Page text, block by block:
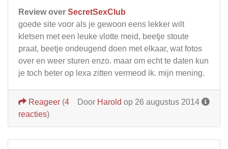
Review over SecretSexClub
goede site voor als je gewoon eens lekker wilt
kletsen met een leuke vlotte meid, beetje stoute
praat, beetje ondeugend doen met elkaar, wat fotos
over en weer sturen enzo. maar om echt te daten kun
je toch beter op lexa zitten vermeod ik. mijn mening.
Door Harold op 26 augustus 2014
Reageer (4
reacties)